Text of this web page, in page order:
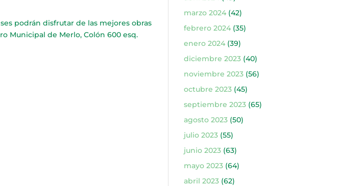
podrán disfrutar de las mejores obras
Municipal de Merlo, Colón 600 esq.
marzo 2024(42)
febrero 2024(35)
enero 2024(39)
diciembre 2023(40)
noviembre 2023(56)
octubre 2023(45)
septiembre 2023(65)
agosto 2023(50)
julio 2023(55)
junio 2023(63)
mayo 2023(64)
abril 2023(62)